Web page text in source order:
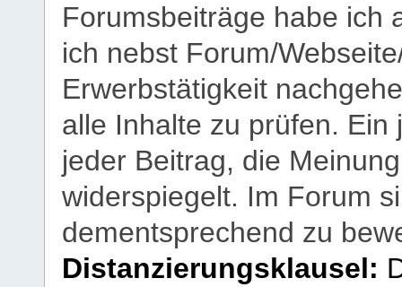
Forumsbeiträge habe ich
ich nebst Forum/
Erwerbstätigkeit
alle Inhalte zu prüfen.
jeder Beitrag, die
widerspiegelt. Im Forum
dementsprechend zu
Distanzierungsklausel: